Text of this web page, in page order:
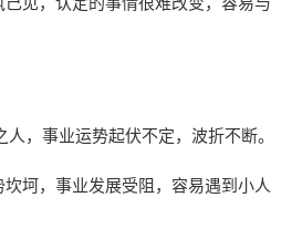
人，事业运势起伏不定，波折不断。
坷，事业发展受阻，容易遇到小人